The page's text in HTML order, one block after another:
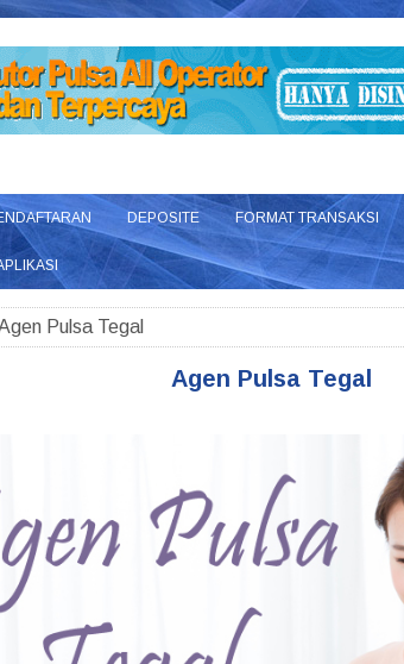
DEPOSITE FORMAT TRANSAKSI
Pulsa Tegal
Agen Pulsa Tegal